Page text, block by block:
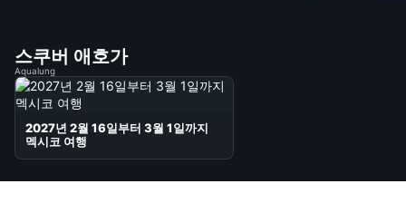
스쿠버 애호가
Aqualung
2027년 2월 16일부터 3월 1일까지
멕시코 여행